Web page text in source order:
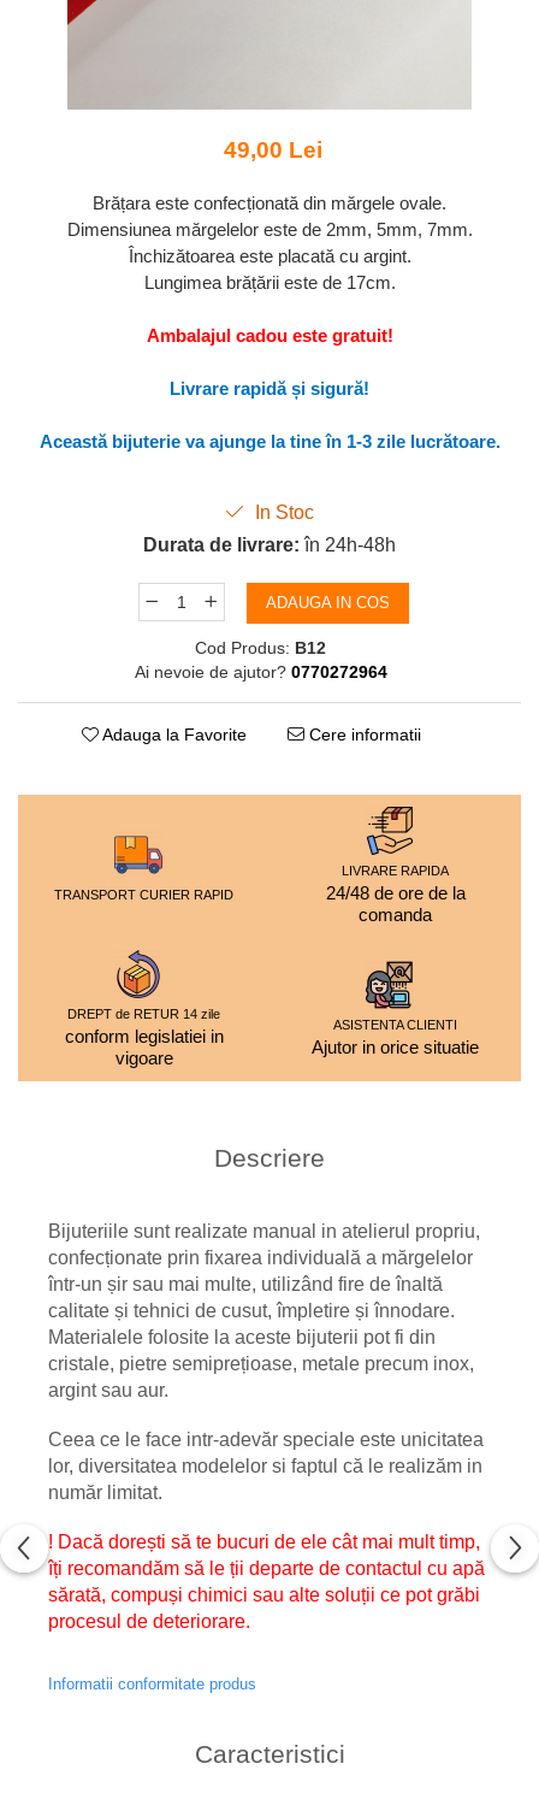
49,00 Lei
Brățara este confecționată din mărgele ovale.
Dimensiunea mărgelelor este de 2mm, 5mm, 7mm.
Închizătoarea este placată cu argint.
Lungimea brățării este de 17cm.
Ambalajul cadou este gratuit!
Livrare rapidă și sigură!
Această bijuterie va ajunge la tine în 1-3 zile lucrătoare.
In Stoc
Durata de livrare: în 24h-48h
ADAUGA IN COS
Cod Produs: B12
Ai nevoie de ajutor? 0770272964
Adauga la Favorite Cere informatii
TRANSPORT CURIER RAPID
LIVRARE RAPIDA
24/48 de ore de la
comanda
DREPT de RETUR 14 zile
conform legislatiei in
vigoare
ASISTENTA CLIENTI
Ajutor in orice situatie
Descriere
Bijuteriile sunt realizate manual in atelierul propriu,
confecționate prin fixarea individuală a mărgelelor
într-un șir sau mai multe, utilizând fire de înaltă
calitate și tehnici de cusut, împletire și înnodare.
Materialele folosite la aceste bijuterii pot fi din
cristale, pietre semiprețioase, metale precum inox,
argint sau aur.
Ceea ce le face intr-adevăr speciale este unicitatea
lor, diversitatea modelelor si faptul că le realizăm in
număr limitat.
! Dacă dorești să te bucuri de ele cât mai mult timp,
îți recomandăm să le ții departe de contactul cu apă
sărată, compuși chimici sau alte soluții ce pot grăbi
procesul de deteriorare.
Informatii conformitate produs
Caracteristici